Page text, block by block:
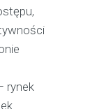
rynek